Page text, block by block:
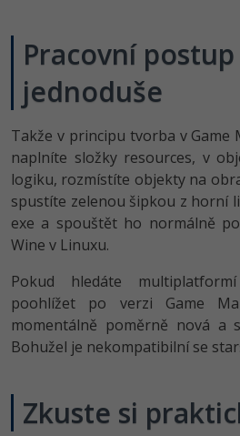
Pracovní
jednoduše
Takže v principu tvorba v Game
naplníte složky resources, v
logiku, rozmístíte objekty na
spustíte zelenou šipkou z horní
exe a spouštět ho normálně
Wine v Linuxu.
Pokud hledáte
poohlížet po verzi Game
momentálně poměrně nová a
Bohužel je nekompatibilní se
Zkuste si